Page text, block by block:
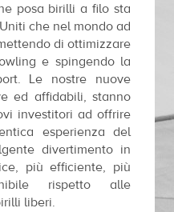
posa birilli a filo sta
che nel mondo ad
di ottimizzare
e spingendo la
Le nostre nuove
ed affidabili, stanno
investitori ad offrire
esperienza del
divertimento in
più efficiente, più
rispetto alle
liberi.